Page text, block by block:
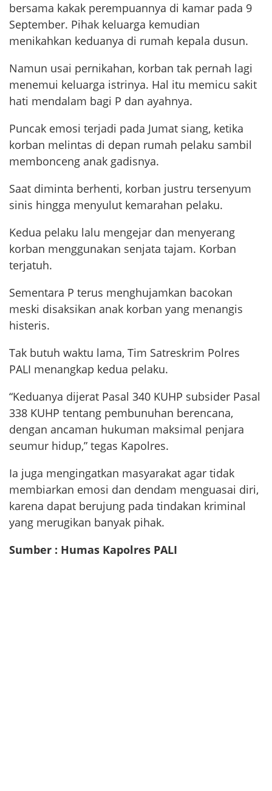
bersama kakak perempuannya di kamar pada 9
September. Pihak keluarga kemudian
menikahkan keduanya di rumah kepala dusun.
Namun usai pernikahan, korban tak pernah lagi
menemui keluarga istrinya. Hal itu memicu sakit
hati mendalam bagi P dan ayahnya.
Puncak emosi terjadi pada Jumat siang, ketika
korban melintas di depan rumah pelaku sambil
membonceng anak gadisnya.
Saat diminta berhenti, korban justru tersenyum
sinis hingga menyulut kemarahan pelaku.
Kedua pelaku lalu mengejar dan menyerang
korban menggunakan senjata tajam. Korban
terjatuh.
Sementara P terus menghujamkan bacokan
meski disaksikan anak korban yang menangis
histeris.
Tak butuh waktu lama, Tim Satreskrim Polres
PALI menangkap kedua pelaku.
“Keduanya dijerat Pasal 340 KUHP subsider Pasal
338 KUHP tentang pembunuhan berencana,
dengan ancaman hukuman maksimal penjara
seumur hidup,” tegas Kapolres.
Ia juga mengingatkan masyarakat agar tidak
membiarkan emosi dan dendam menguasai diri,
karena dapat berujung pada tindakan kriminal
yang merugikan banyak pihak.
Sumber : Humas Kapolres PALI